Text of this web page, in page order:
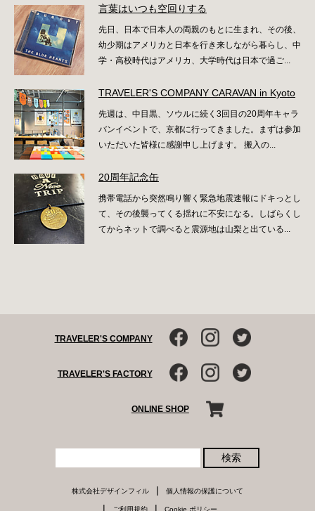
言葉はいつも空回りする
先日、日本で日本人の両親のもとに生まれ、その後、
幼少期はアメリカと日本を行き来しながら暮らし、中
学・高校時代はアメリカ、大学時代は日本で過ご...
TRAVELER'S COMPANY CARAVAN in Kyoto
先週は、中目黒、ソウルに続く3回目の20周年キャラ
バンイベントで、京都に行ってきました。まずは参加
いただいた皆様に感謝申し上げます。 搬入の...
20周年記念缶
携帯電話から突然鳴り響く緊急地震速報にドキっとし
て、その後襲ってくる揺れに不安になる。しばらくし
てからネットで調べると震源地は山梨と出ている...
TRAVELER'S COMPANY
TRAVELER'S FACTORY
ONLINE SHOP
検索
株式会社デザインフィル | 個人情報の保護について
| |